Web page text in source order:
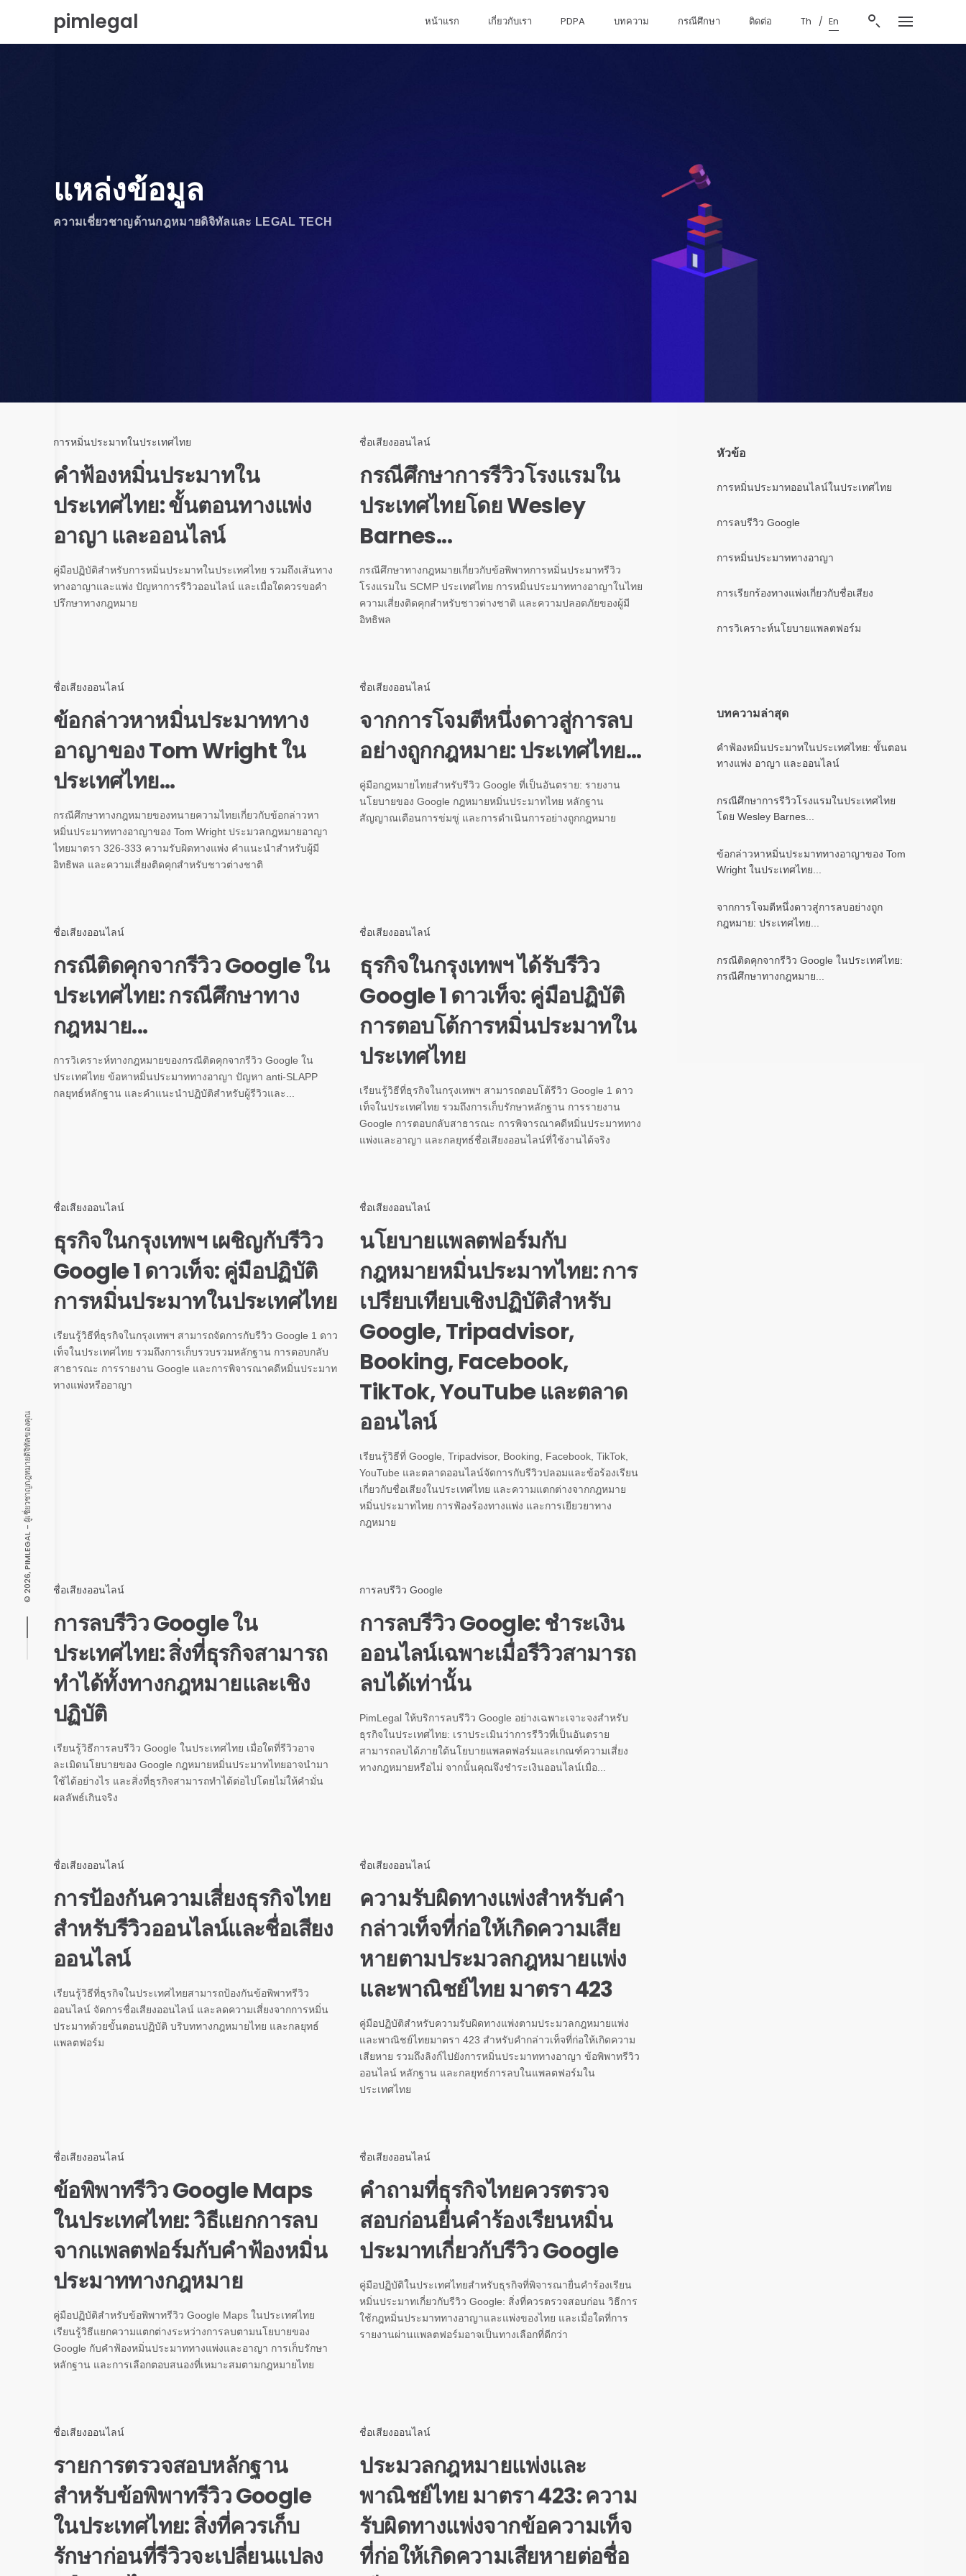
© 2026, PIMLEGAL - ผู้เชี่ยวชาญกฎหมายดิจิทัลของคุณ
pimlegal หน้าแรก เกี่ยวกับเรา PDPA บทความ กรณีศึกษา ติดต่อ Th En
แหล่งข้อมูล
ความเชี่ยวชาญด้านกฎหมายดิจิทัลและ LEGAL TECH
การหมิ่นประมาทในประเทศไทย
คำฟ้องหมิ่นประมาทใน
ประเทศไทย: ขั้นตอนทางแพ่ง
อาญา และออนไลน์
คู่มือปฏิบัติสำหรับการหมิ่นประมาทในประเทศไทย รวมถึงเส้นทาง
ทางอาญาและแพ่ง ปัญหาการรีวิวออนไลน์ และเมื่อใดควรขอคำ
ปรึกษาทางกฎหมาย
ชื่อเสียงออนไลน์
กรณีศึกษาการรีวิวโรงแรมใน
ประเทศไทยโดย Wesley
Barnes...
กรณีศึกษาทางกฎหมายเกี่ยวกับข้อพิพาทการหมิ่นประมาทรีวิว
โรงแรมใน SCMP ประเทศไทย การหมิ่นประมาททางอาญาในไทย
ความเสี่ยงติดคุกสำหรับชาวต่างชาติ และความปลอดภัยของผู้มี
อิทธิพล
ชื่อเสียงออนไลน์
ข้อกล่าวหาหมิ่นประมาททาง
อาญาของ Tom Wright ใน
ประเทศไทย...
กรณีศึกษาทางกฎหมายของทนายความไทยเกี่ยวกับข้อกล่าวหา
หมิ่นประมาททางอาญาของ Tom Wright ประมวลกฎหมายอาญา
ไทยมาตรา 326-333 ความรับผิดทางแพ่ง คำแนะนำสำหรับผู้มี
อิทธิพล และความเสี่ยงติดคุกสำหรับชาวต่างชาติ
ชื่อเสียงออนไลน์
จากการโจมตีหนึ่งดาวสู่การลบ
อย่างถูกกฎหมาย: ประเทศไทย...
คู่มือกฎหมายไทยสำหรับรีวิว Google ที่เป็นอันตราย: รายงาน
นโยบายของ Google กฎหมายหมิ่นประมาทไทย หลักฐาน
สัญญาณเตือนการข่มขู่ และการดำเนินการอย่างถูกกฎหมาย
ชื่อเสียงออนไลน์
กรณีติดคุกจากรีวิว Google ใน
ประเทศไทย: กรณีศึกษาทาง
กฎหมาย...
การวิเคราะห์ทางกฎหมายของกรณีติดคุกจากรีวิว Google ใน
ประเทศไทย ข้อหาหมิ่นประมาททางอาญา ปัญหา anti-SLAPP
กลยุทธ์หลักฐาน และคำแนะนำปฏิบัติสำหรับผู้รีวิวและ...
ชื่อเสียงออนไลน์
ธุรกิจในกรุงเทพฯ ได้รับรีวิว
Google 1 ดาวเท็จ: คู่มือปฏิบัติ
การตอบโต้การหมิ่นประมาทใน
ประเทศไทย
เรียนรู้วิธีที่ธุรกิจในกรุงเทพฯ สามารถตอบโต้รีวิว Google 1 ดาว
เท็จในประเทศไทย รวมถึงการเก็บรักษาหลักฐาน การรายงาน
Google การตอบกลับสาธารณะ การพิจารณาคดีหมิ่นประมาททาง
แพ่งและอาญา และกลยุทธ์ชื่อเสียงออนไลน์ที่ใช้งานได้จริง
ชื่อเสียงออนไลน์
ธุรกิจในกรุงเทพฯ เผชิญกับรีวิว
Google 1 ดาวเท็จ: คู่มือปฏิบัติ
การหมิ่นประมาทในประเทศไทย
เรียนรู้วิธีที่ธุรกิจในกรุงเทพฯ สามารถจัดการกับรีวิว Google 1 ดาว
เท็จในประเทศไทย รวมถึงการเก็บรวบรวมหลักฐาน การตอบกลับ
สาธารณะ การรายงาน Google และการพิจารณาคดีหมิ่นประมาท
ทางแพ่งหรืออาญา
ชื่อเสียงออนไลน์
นโยบายแพลตฟอร์มกับ
กฎหมายหมิ่นประมาทไทย: การ
เปรียบเทียบเชิงปฏิบัติสำหรับ
Google, Tripadvisor,
Booking, Facebook,
TikTok, YouTube และตลาด
ออนไลน์
เรียนรู้วิธีที่ Google, Tripadvisor, Booking, Facebook, TikTok,
YouTube และตลาดออนไลน์จัดการกับรีวิวปลอมและข้อร้องเรียน
เกี่ยวกับชื่อเสียงในประเทศไทย และความแตกต่างจากกฎหมาย
หมิ่นประมาทไทย การฟ้องร้องทางแพ่ง และการเยียวยาทาง
กฎหมาย
ชื่อเสียงออนไลน์
การลบรีวิว Google ใน
ประเทศไทย: สิ่งที่ธุรกิจสามารถ
ทำได้ทั้งทางกฎหมายและเชิง
ปฏิบัติ
เรียนรู้วิธีการลบรีวิว Google ในประเทศไทย เมื่อใดที่รีวิวอาจ
ละเมิดนโยบายของ Google กฎหมายหมิ่นประมาทไทยอาจนำมา
ใช้ได้อย่างไร และสิ่งที่ธุรกิจสามารถทำได้ต่อไปโดยไม่ให้คำมั่น
ผลลัพธ์เกินจริง
การลบรีวิว Google
การลบรีวิว Google: ชำระเงิน
ออนไลน์เฉพาะเมื่อรีวิวสามารถ
ลบได้เท่านั้น
PimLegal ให้บริการลบรีวิว Google อย่างเฉพาะเจาะจงสำหรับ
ธุรกิจในประเทศไทย: เราประเมินว่าการรีวิวที่เป็นอันตราย
สามารถลบได้ภายใต้นโยบายแพลตฟอร์มและเกณฑ์ความเสี่ยง
ทางกฎหมายหรือไม่ จากนั้นคุณจึงชำระเงินออนไลน์เมื่อ...
ชื่อเสียงออนไลน์
การป้องกันความเสี่ยงธุรกิจไทย
สำหรับรีวิวออนไลน์และชื่อเสียง
ออนไลน์
เรียนรู้วิธีที่ธุรกิจในประเทศไทยสามารถป้องกันข้อพิพาทรีวิว
ออนไลน์ จัดการชื่อเสียงออนไลน์ และลดความเสี่ยงจากการหมิ่น
ประมาทด้วยขั้นตอนปฏิบัติ บริบททางกฎหมายไทย และกลยุทธ์
แพลตฟอร์ม
ชื่อเสียงออนไลน์
ความรับผิดทางแพ่งสำหรับคำ
กล่าวเท็จที่ก่อให้เกิดความเสีย
หายตามประมวลกฎหมายแพ่ง
และพาณิชย์ไทย มาตรา 423
คู่มือปฏิบัติสำหรับความรับผิดทางแพ่งตามประมวลกฎหมายแพ่ง
และพาณิชย์ไทยมาตรา 423 สำหรับคำกล่าวเท็จที่ก่อให้เกิดความ
เสียหาย รวมถึงลิงก์ไปยังการหมิ่นประมาททางอาญา ข้อพิพาทรีวิว
ออนไลน์ หลักฐาน และกลยุทธ์การลบในแพลตฟอร์มใน
ประเทศไทย
ชื่อเสียงออนไลน์
ข้อพิพาทรีวิว Google Maps
ในประเทศไทย: วิธีแยกการลบ
จากแพลตฟอร์มกับคำฟ้องหมิ่น
ประมาททางกฎหมาย
คู่มือปฏิบัติสำหรับข้อพิพาทรีวิว Google Maps ในประเทศไทย
เรียนรู้วิธีแยกความแตกต่างระหว่างการลบตามนโยบายของ
Google กับคำฟ้องหมิ่นประมาททางแพ่งและอาญา การเก็บรักษา
หลักฐาน และการเลือกตอบสนองที่เหมาะสมตามกฎหมายไทย
ชื่อเสียงออนไลน์
คำถามที่ธุรกิจไทยควรตรวจ
สอบก่อนยื่นคำร้องเรียนหมิ่น
ประมาทเกี่ยวกับรีวิว Google
คู่มือปฏิบัติในประเทศไทยสำหรับธุรกิจที่พิจารณายื่นคำร้องเรียน
หมิ่นประมาทเกี่ยวกับรีวิว Google: สิ่งที่ควรตรวจสอบก่อน วิธีการ
ใช้กฎหมิ่นประมาททางอาญาและแพ่งของไทย และเมื่อใดที่การ
รายงานผ่านแพลตฟอร์มอาจเป็นทางเลือกที่ดีกว่า
ชื่อเสียงออนไลน์
รายการตรวจสอบหลักฐาน
สำหรับข้อพิพาทรีวิว Google
ในประเทศไทย: สิ่งที่ควรเก็บ
รักษาก่อนที่รีวิวจะเปลี่ยนแปลง
ชื่อเสียงออนไลน์
ประมวลกฎหมายแพ่งและ
พาณิชย์ไทย มาตรา 423: ความ
รับผิดทางแพ่งจากข้อความเท็จ
ที่ก่อให้เกิดความเสียหายต่อชื่อ
หัวข้อ
การหมิ่นประมาทออนไลน์ในประเทศไทย
การลบรีวิว Google
การหมิ่นประมาททางอาญา
การเรียกร้องทางแพ่งเกี่ยวกับชื่อเสียง
การวิเคราะห์นโยบายแพลตฟอร์ม
บทความล่าสุด
คำฟ้องหมิ่นประมาทในประเทศไทย: ขั้นตอน
ทางแพ่ง อาญา และออนไลน์
กรณีศึกษาการรีวิวโรงแรมในประเทศไทย
โดย Wesley Barnes...
ข้อกล่าวหาหมิ่นประมาททางอาญาของ Tom
Wright ในประเทศไทย...
จากการโจมตีหนึ่งดาวสู่การลบอย่างถูก
กฎหมาย: ประเทศไทย...
กรณีติดคุกจากรีวิว Google ในประเทศไทย:
กรณีศึกษาทางกฎหมาย...